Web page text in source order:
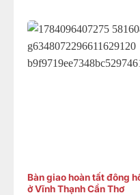
Bàn giao hoàn tất đông
ở Vĩnh Thạnh Cần Thơ